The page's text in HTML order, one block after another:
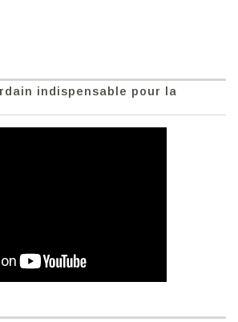
indispensable pour la